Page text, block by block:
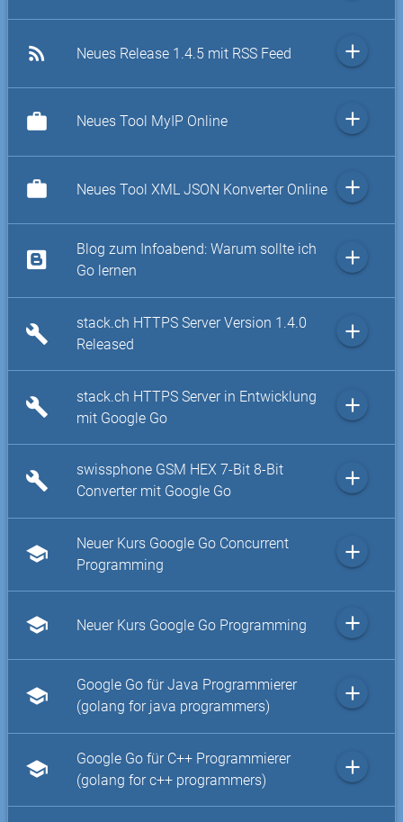
rss_feed Neues Release 1.4.5 mit RSS Feed add
work Neues Tool MyIP Online add
work Neues Tool XML JSON Konverter Online add
Blog zum Infoabend: Warum sollte ich
Go lernen
add
build
stack.ch HTTPS Server Version 1.4.0
Released
add
build
stack.ch HTTPS Server in Entwicklung
mit Google Go
add
build
swissphone GSM HEX 7-Bit 8-Bit
Converter mit Google Go
add
school
Neuer Kurs Google Go Concurrent
Programming
add
school Neuer Kurs Google Go Programming add
school
Google Go für Java Programmierer
(golang for java programmers)
add
school
Google Go für C++ Programmierer
(golang for c++ programmers)
add